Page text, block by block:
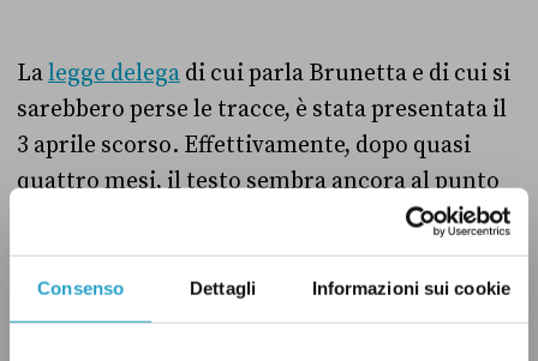
Consenso Dettagli Informazioni sui cookie
Lalegge delega di cui parla Brunetta e di cui si
sarebbero perse le tracce, è stata presentata il
3 aprile scorso. Effettivamente, dopo quasi
quattro mesi, il testo sembra ancora al punto
di partenza. L’ultimo aggiornamento sul sito
del Senato risale al 18 giugno: qui si informa
che il testo è “
in corso di esame in
commissione(proseguito in comitato ristretto)”.